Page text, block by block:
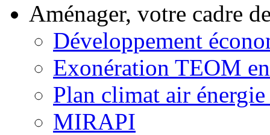
Aménager, votre cadre
Développement
Exonération TEOM
Plan climat air
MIRAPI